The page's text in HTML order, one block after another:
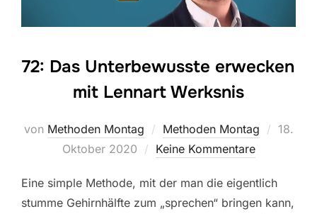
72: Das Unterbewusste erwecken
mit Lennart Werksnis
von Methoden Montag Methoden Montag
18.
Oktober 2020
Keine Kommentare
Eine simple Methode, mit der man die eigentlich
stumme Gehirnhälfte zum „sprechen“ bringen kann,